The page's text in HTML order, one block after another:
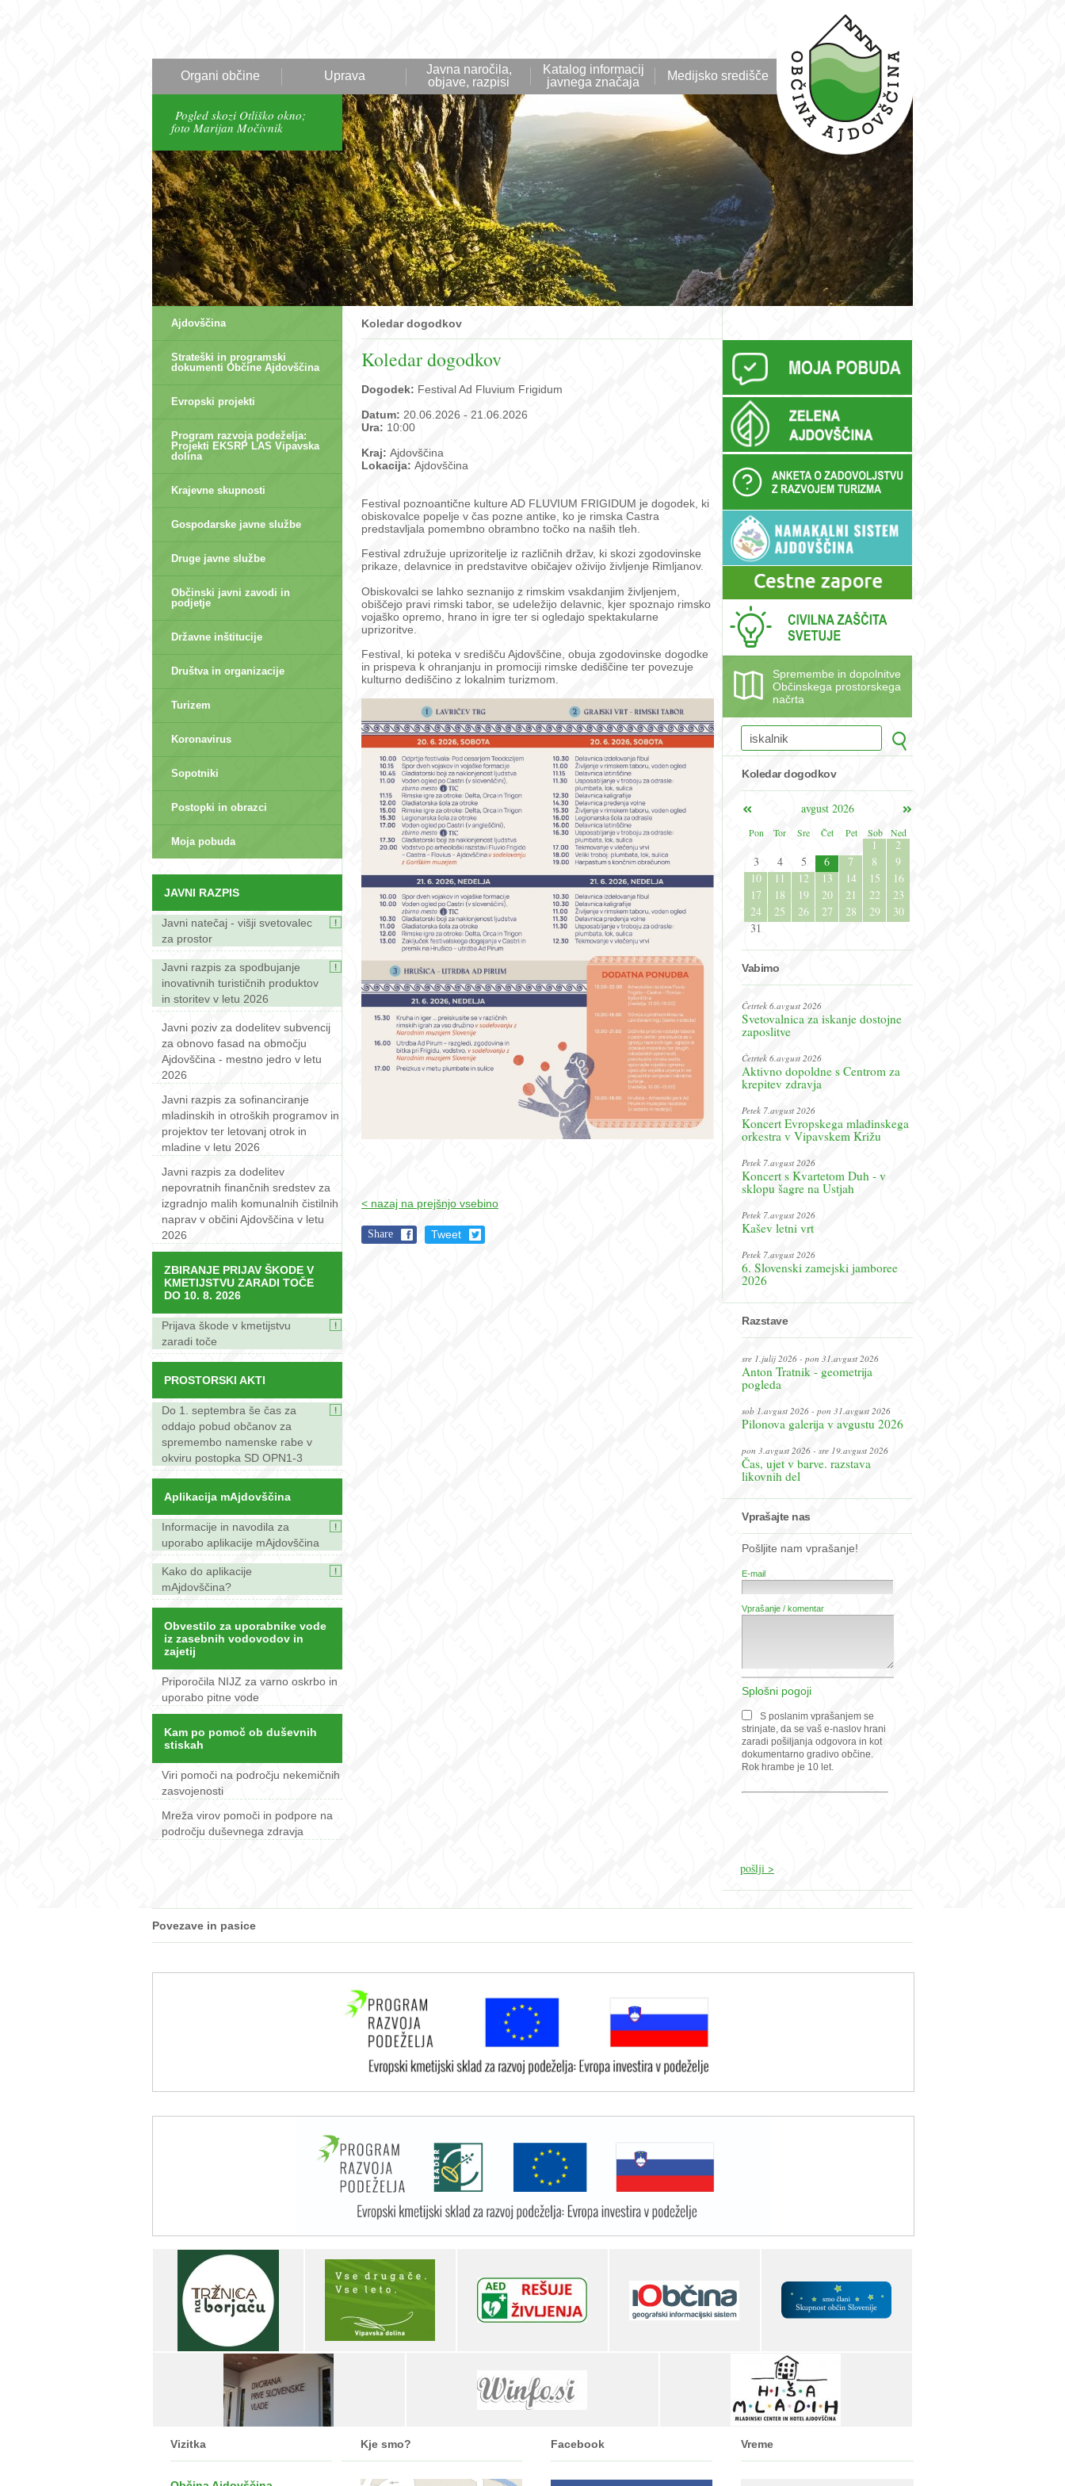
Organi občine Uprava
Javna naročila,
objave, razpisi
Katalog informacij
javnega značaja
Medijsko središče
Pogled skozi Otliško okno;
foto Marijan Močivnik
Ajdovščina
Strateški in programski
dokumenti Občine Ajdovščina
Evropski projekti
Program razvoja podeželja:
Projekti EKSRP LAS Vipavska
dolina
Krajevne skupnosti
Gospodarske javne službe
Druge javne službe
Občinski javni zavodi in
podjetje
Državne inštitucije
Društva in organizacije
Turizem
Koronavirus
Sopotniki
Postopki in obrazci
Moja pobuda
JAVNI RAZPIS
Javni natečaj - višji svetovalec
za prostor
Javni razpis za spodbujanje
inovativnih turističnih produktov
in storitev v letu 2026
Javni poziv za dodelitev subvencij
za obnovo fasad na območju
Ajdovščina - mestno jedro v letu
2026
Javni razpis za sofinanciranje
mladinskih in otroških programov in
projektov ter letovanj otrok in
mladine v letu 2026
Javni razpis za dodelitev
nepovratnih finančnih sredstev za
izgradnjo malih komunalnih čistilnih
naprav v občini Ajdovščina v letu
2026
ZBIRANJE PRIJAV ŠKODE V
KMETIJSTVU ZARADI TOČE
DO 10. 8. 2026
Prijava škode v kmetijstvu
zaradi toče
PROSTORSKI AKTI
Do 1. septembra še čas za
oddajo pobud občanov za
spremembo namenske rabe v
okviru postopka SD OPN1-3
Aplikacija mAjdovščina
Informacije in navodila za
uporabo aplikacije mAjdovščina
Kako do aplikacije
mAjdovščina?
Obvestilo za uporabnike vode
iz zasebnih vodovodov in
zajetij
Priporočila NIJZ za varno oskrbo in
uporabo pitne vode
Kam po pomoč ob duševnih
stiskah
Viri pomoči na področju nekemičnih
zasvojenosti
Mreža virov pomoči in podpore na
področju duševnega zdravja
Koledar dogodkov
Koledar dogodkov
Dogodek: Festival Ad Fluvium Frigidum
Datum: 20.06.2026 - 21.06.2026
Ura: 10:00
Kraj: Ajdovščina
Lokacija: Ajdovščina
Festival poznoantične kulture AD FLUVIUM FRIGIDUM je dogodek, ki
obiskovalce popelje v čas pozne antike, ko je rimska Castra
predstavljala pomembno obrambno točko na naših tleh.
Festival združuje uprizoritelje iz različnih držav, ki skozi zgodovinske
prikaze, delavnice in predstavitve običajev oživijo življenje Rimljanov.
Obiskovalci se lahko seznanijo z rimskim vsakdanjim življenjem,
obiščejo pravi rimski tabor, se udeležijo delavnic, kjer spoznajo rimsko
vojaško opremo, hrano in igre ter si ogledajo spektakularne
uprizoritve.
Festival, ki poteka v središču Ajdovščine, obuja zgodovinske dogodke
in prispeva k ohranjanju in promociji rimske dediščine ter povezuje
kulturno dediščino z lokalnim turizmom.
< nazaj na prejšnjo vsebino
Share Tweet
Spremembe in dopolnitve
Občinskega prostorskega
načrta
Koledar dogodkov
avgust 2026
Pon
Tor Sre Čet Pet Sob Ned
1
2
3
4 5 6 7 8
9
10
11 12 13 14 15
16
17
18 19 20 21 22
23
24
25 26 27 28 29
30
31
Vabimo
Četrtek 6.avgust 2026
Svetovalnica za iskanje dostojne
zaposlitve
Četrtek 6.avgust 2026
Aktivno dopoldne s Centrom za
krepitev zdravja
Petek 7.avgust 2026
Koncert Evropskega mladinskega
orkestra v Vipavskem Križu
Petek 7.avgust 2026
Koncert s Kvartetom Duh - v
sklopu šagre na Ustjah
Petek 7.avgust 2026
Kašev letni vrt
Petek 7.avgust 2026
6. Slovenski zamejski jamboree
2026
Razstave
sre 1.julij 2026 - pon 31.avgust 2026
Anton Tratnik - geometrija
pogleda
sob 1.avgust 2026 - pon 31.avgust 2026
Pilonova galerija v avgustu 2026
pon 3.avgust 2026 - sre 19.avgust 2026
Čas, ujet v barve. razstava
likovnih del
Vprašajte nas
Pošljite nam vprašanje!
E-mail
Vprašanje / komentar
Splošni pogoji
S poslanim vprašanjem se
strinjate, da se vaš e-naslov hrani
zaradi pošiljanja odgovora in kot
dokumentarno gradivo občine.
Rok hrambe je 10 let.
Povezave in pasice
Vizitka Kje smo? Facebook Vreme